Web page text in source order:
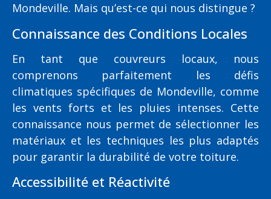
Mondeville. Mais qu’est-ce qui nous distingue ?
Connaissance des Conditions Locales
En tant que couvreurs locaux, nous
comprenons parfaitement les défis
climatiques spécifiques de Mondeville, comme
les vents forts et les pluies intenses. Cette
connaissance nous permet de sélectionner les
matériaux et les techniques les plus adaptés
pour garantir la durabilité de votre toiture.
Accessibilité et Réactivité